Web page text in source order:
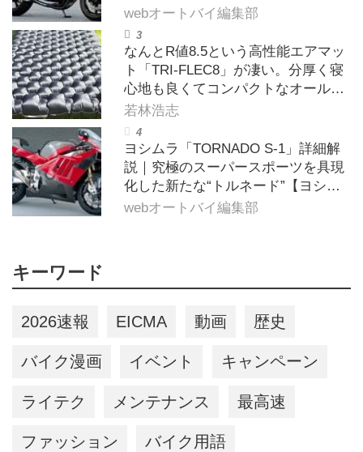
シムラ伝】
webオートバイ編集部
なんとR値8.5という高性能エアマッ
ト「TRI-FLEC8」が凄い。分厚く寝
心地も良くてコンパクトなオールシ
ーズン対応マットを試してみた〈若
林浩志のスーパー・カブカブ・ダイ
アリーズ Vol.385〉
若林浩志
ヨシムラ「TORNADO S-1」詳細解
説｜究極のスーパースポーツを具現
化した新たな“トルネード”【ヨシム
ラ伝】
webオートバイ編集部
キーワード
2026速報 EICMA 動画 歴史
バイク漫画 イベント キャンペーン
ライテク メンテナンス 最高速
ファッション バイク用語